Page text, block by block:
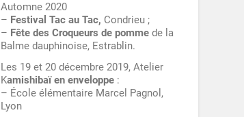
Automne 2020
– Festival Tac au Tac, Condrieu ;
– Fête des Croqueurs de pomme de la
Balme dauphinoise, Estrablin.
Les 19 et 20 décembre 2019, Atelier
Kamishibaï en enveloppe :
– École élémentaire Marcel Pagnol,
Lyon